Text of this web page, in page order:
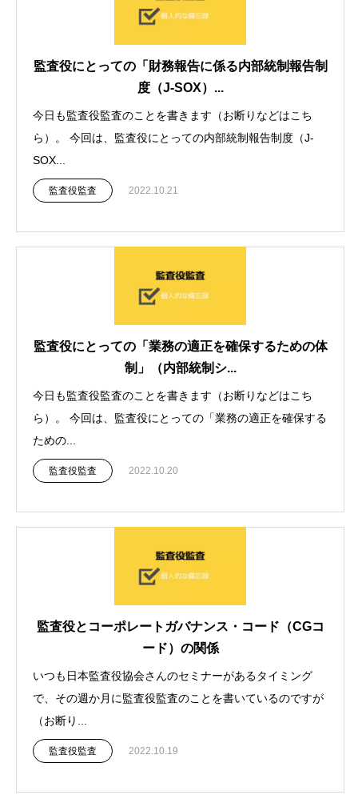
監査役にとっての「財務報告に係る内部統制報告制
度（J-SOX）...
今日も監査役監査のことを書きます（お断りなどはこち
ら）。 今回は、監査役にとっての内部統制報告制度（J-
SOX...
監査役監査 2022.10.21
監査役にとっての「業務の適正を確保するための体
制」（内部統制シ...
今日も監査役監査のことを書きます（お断りなどはこち
ら）。 今回は、監査役にとっての「業務の適正を確保する
ための...
監査役監査 2022.10.20
監査役とコーポレートガバナンス・コード（CGコ
ード）の関係
いつも日本監査役協会さんのセミナーがあるタイミング
で、その週か月に監査役監査のことを書いているのですが
（お断り...
監査役監査 2022.10.19